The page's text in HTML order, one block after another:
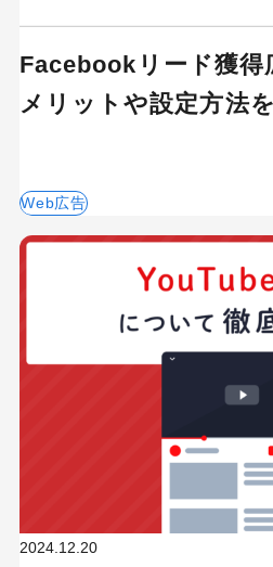
Facebookリード獲得
メリットや設定方法
Web広告
2024.12.20